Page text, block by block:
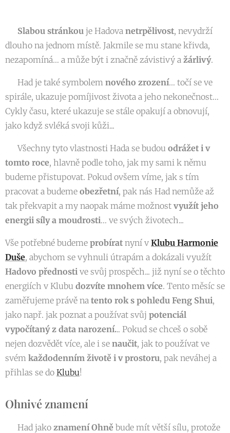
Slabou stránkou je Hadova netrpělivost, nevydrží
dlouho na jednom místě. Jakmile se mu stane křivda,
nezapomíná… a může být i značně závistivý a žárlivý.
🐍 Had je také symbolem nového zrození… točí se ve
spirále, ukazuje pomíjivost života a jeho nekonečnost…
Cykly času, které ukazuje se stále opakují a obnovují,
jako když svléká svoji kůži...
🐍 Všechny tyto vlastnosti Hada se budou odrážet i v
tomto roce, hlavně podle toho, jak my sami k němu
budeme přistupovat. Pokud ovšem víme, jak s tím
pracovat a budeme obezřetní, pak nás Had nemůže až
tak překvapit a my naopak máme možnost využít jeho
energii síly a moudrosti… ve svých životech...
Vše potřebné budeme probírat nyní v Klubu Harmonie
Duše, abychom se vyhnuli útrapám a dokázali využít
Hadovo přednosti ve svůj prospěch... již nyní se o těchto
energiích v Klubu dozvíte mnohem více. Tento měsíc se
zaměřujeme právě na tento rok s pohledu Feng Shui,
jako např. jak poznat a používat svůj potenciál
vypočítaný z data narození... Pokud se chceš o sobě
nejen dozvědět více, ale i se naučit, jak to používat ve
svém každodenním životě i v prostoru, pak neváhej a
přihlas se do Klubu!
Ohnivé znamení
🐍 Had jako znamení Ohně bude mít větší sílu, protože